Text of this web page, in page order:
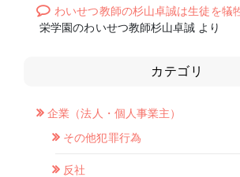
わいせつ教師の杉山卓誠は生徒を犠
栄学園のわいせつ教師杉山卓誠 より
カテゴリ
企業（法人・個人事業主）
その他犯罪行為
反社